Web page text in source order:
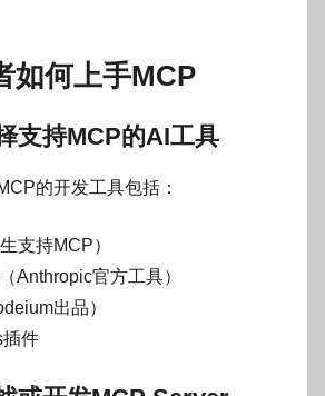
如何上手MCP
支持MCP的AI工具
的开发工具包括：
支持MCP）
Anthropic官方工具）
出品）
件